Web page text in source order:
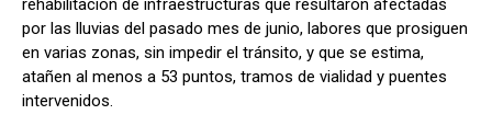
rehabilitación de infraestructuras que resultaron afectadas
por las lluvias del pasado mes de junio, labores que prosiguen
en varias zonas, sin impedir el tránsito, y que se estima,
atañen al menos a 53 puntos, tramos de vialidad y puentes
intervenidos.